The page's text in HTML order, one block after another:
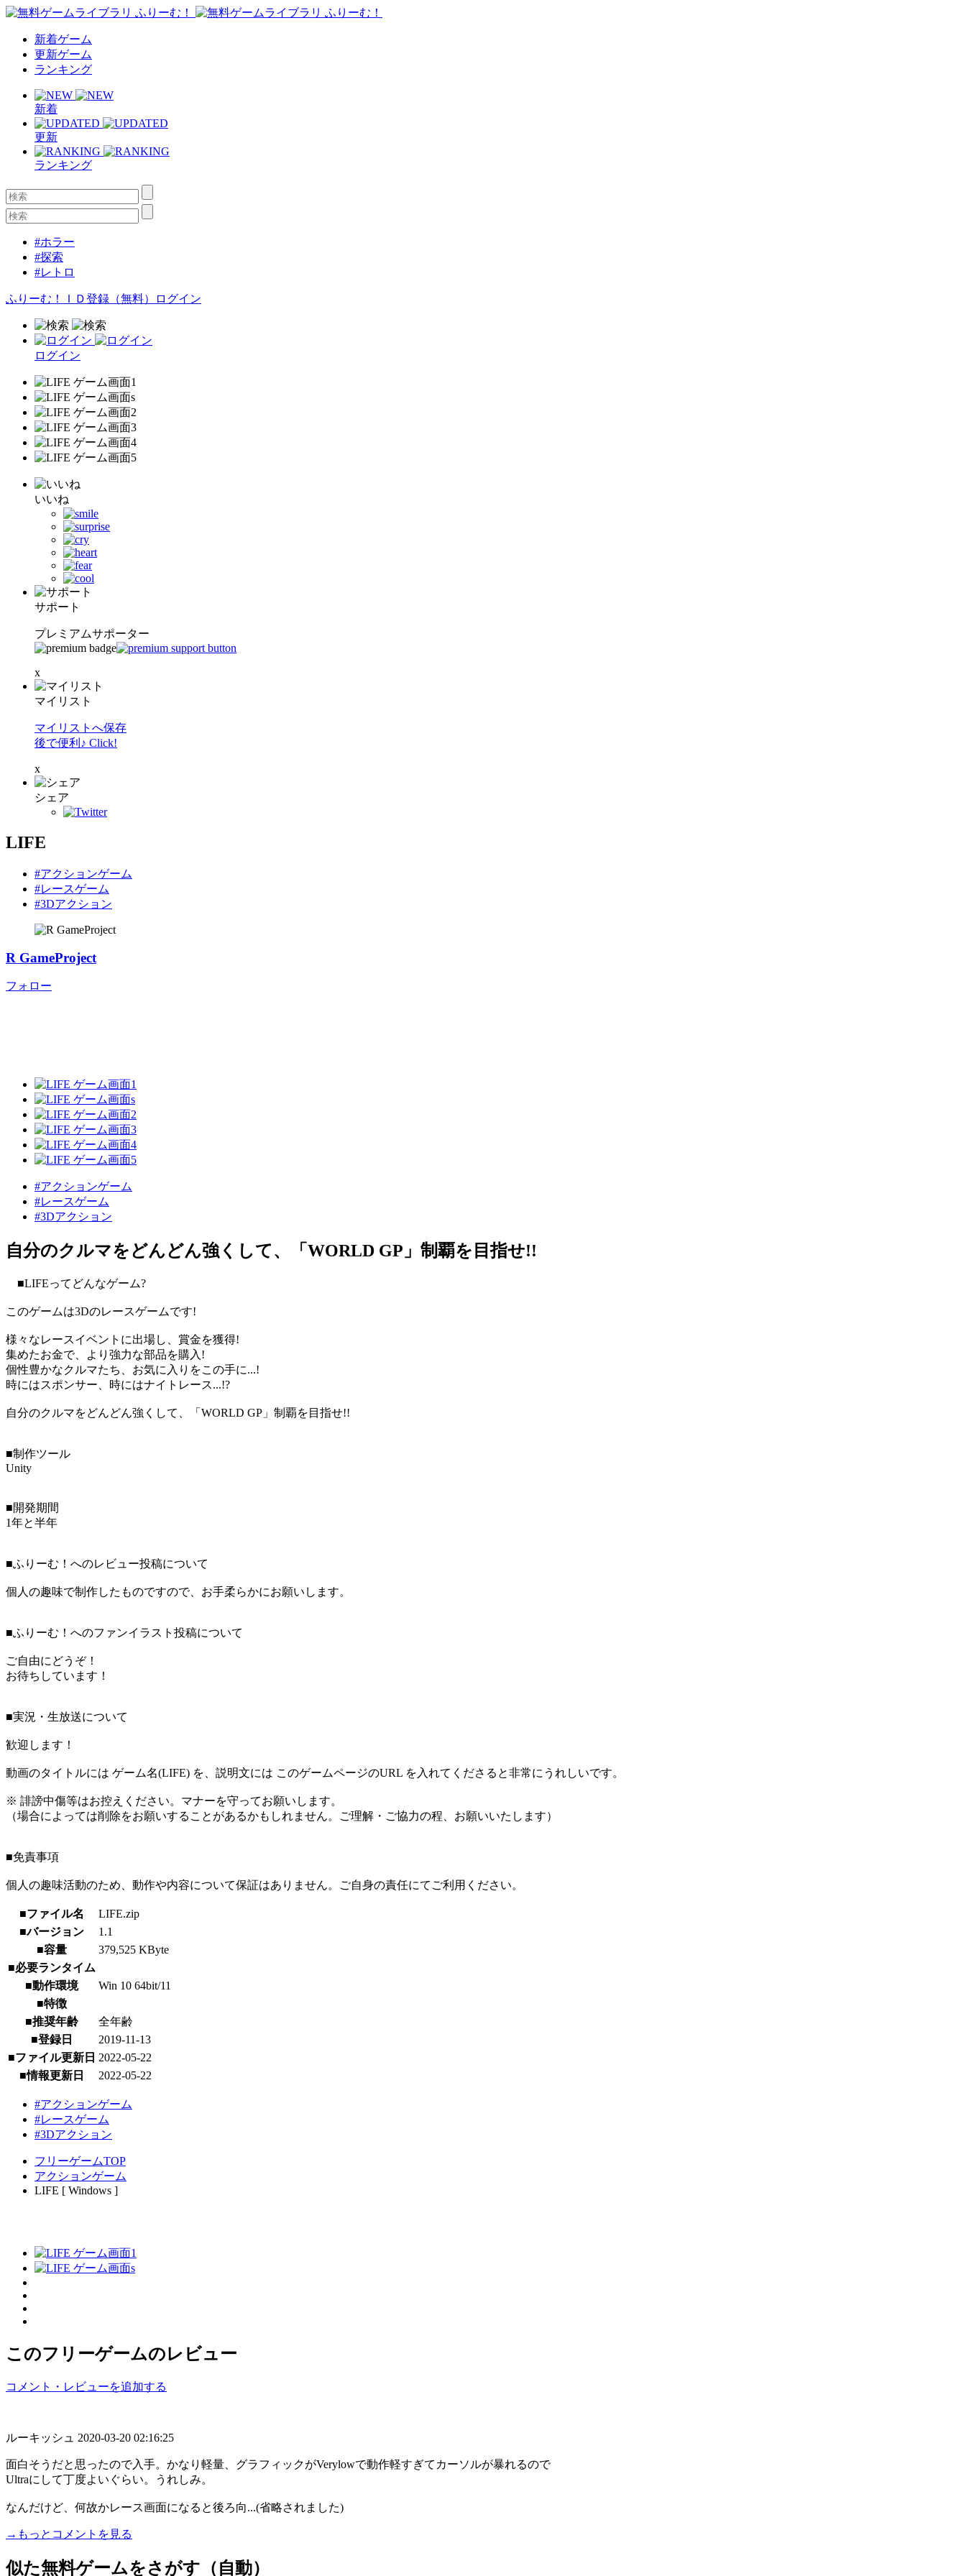
新着ゲーム
更新ゲーム
ランキング
新着
更新
ランキング
#ホラー
#探索
#レトロ
ふりーむ！ＩＤ登録（無料） ログイン
ログイン
いいね
サポート
プレミアムサポーター
x
マイリスト
マイリストへ保存
後で便利♪ Click!
x
シェア
LIFE
#アクションゲーム
#レースゲーム
#3Dアクション
R GameProject
フォロー
#アクションゲーム
#レースゲーム
#3Dアクション
自分のクルマをどんどん強くして、「WORLD GP」制覇を目指せ!!
■LIFEってどんなゲーム?
このゲームは3Dのレースゲームです!
様々なレースイベントに出場し、賞金を獲得!
集めたお金で、より強力な部品を購入!
個性豊かなクルマたち、お気に入りをこの手に...!
時にはスポンサー、時にはナイトレース...!?
自分のクルマをどんどん強くして、「WORLD GP」制覇を目指せ!!
■制作ツール
Unity
■開発期間
1年と半年
■ふりーむ！へのレビュー投稿について
個人の趣味で制作したものですので、お手柔らかにお願いします。
■ふりーむ！へのファンイラスト投稿について
ご自由にどうぞ！
お待ちしています！
■実況・生放送について
歓迎します！
動画のタイトルには ゲーム名(LIFE) を、説明文には このゲームページのURL を入れてくださると非常にうれしいです。
※ 誹謗中傷等はお控えください。マナーを守ってお願いします。
（場合によっては削除をお願いすることがあるかもしれません。ご理解・ご協力の程、お願いいたします）
■免責事項
個人の趣味活動のため、動作や内容について保証はありません。ご自身の責任にてご利用ください。
■ファイル名
LIFE.zip
■バージョン
1.1
■容量
379,525 KByte
■必要ランタイム
■動作環境
Win 10 64bit/11
■特徴
■推奨年齢
全年齢
■登録日
2019-11-13
■ファイル更新日 2022-05-22
■情報更新日
2022-05-22
#アクションゲーム
#レースゲーム
#3Dアクション
フリーゲームTOP
アクションゲーム
LIFE [ Windows ]
このフリーゲームのレビュー
コメント・レビューを追加する
ルーキッシュ 2020-03-20 02:16:25
面白そうだと思ったので入手。かなり軽量、グラフィックがVerylowで動作軽すぎてカーソルが暴れるので
Ultraにして丁度よいぐらい。うれしみ。
なんだけど、何故かレース画面になると後ろ向...(省略されました)
→もっとコメントを見る
似た無料ゲームをさがす（自動）